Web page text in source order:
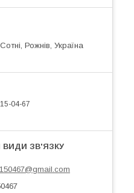
Рожнів, Україна
04-67